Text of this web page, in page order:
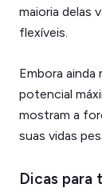
maioria delas
flexíveis.
Embora
potencial
mostram a
suas vidas
Dicas para